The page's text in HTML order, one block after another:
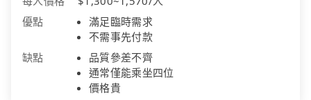
優點
滿足臨時需求
不需事先付款
缺點
品質參差不齊
通常僅能乘坐四位
價格貴